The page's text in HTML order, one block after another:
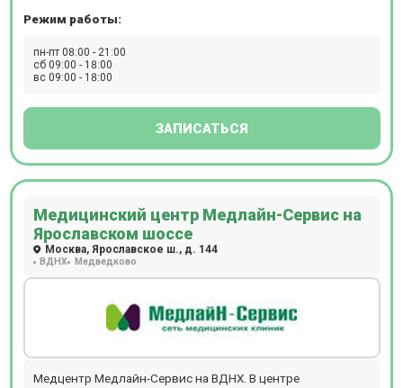
Режим работы:
пн-пт 08:00 - 21:00
сб 09:00 - 18:00
вс 09:00 - 18:00
ЗАПИСАТЬСЯ
Медицинский центр Медлайн-Сервис на
Ярославском шоссе
Москва, Ярославское ш., д. 144
ВДНХ Медведково
Медцентр Медлайн-Сервис на ВДНХ. В центре